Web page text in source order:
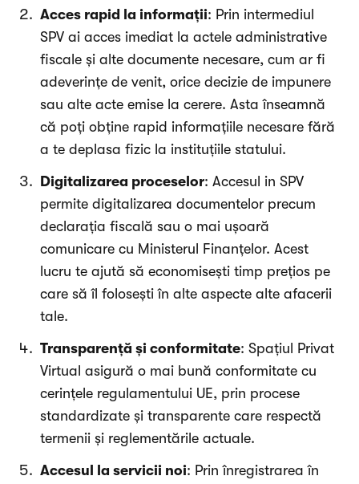
Acces rapid la informații: Prin intermediul
SPV ai acces imediat la actele administrative
fiscale și alte documente necesare, cum ar fi
adeverințe de venit, orice decizie de impunere
sau alte acte emise la cerere. Asta înseamnă
că poți obține rapid informațiile necesare fără
a te deplasa fizic la instituțiile statului.
Digitalizarea proceselor: Accesul in SPV
permite digitalizarea documentelor precum
declaraţia fiscală sau o mai ușoară
comunicare cu Ministerul Finanţelor. Acest
lucru te ajută să economisești timp prețios pe
care să îl folosești în alte aspecte alte afacerii
tale.
Transparență și conformitate: Spațiul Privat
Virtual asigură o mai bună conformitate cu
cerințele regulamentului UE, prin procese
standardizate și transparente care respectă
termenii și reglementările actuale.
Accesul la servicii noi: Prin înregistrarea în